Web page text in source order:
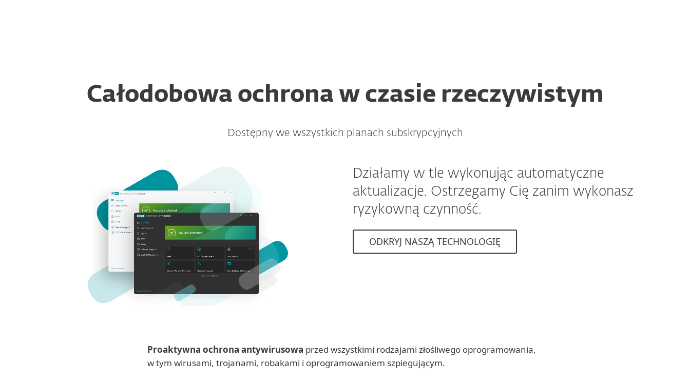
Całodobowa ochrona w czasie rzeczywistym
Dostępny we wszystkich planach subskrypcyjnych
Działamy w tle wykonując automatyczne
aktualizacje. Ostrzegamy Cię zanim wykonasz
ryzykowną czynność.
ODKRYJ NASZĄ TECHNOLOGIĘ
Proaktywna ochrona antywirusowa przed wszystkimi rodzajami złośliwego oprogramowania,
w tym wirusami, trojanami, robakami i oprogramowaniem szpiegującym.